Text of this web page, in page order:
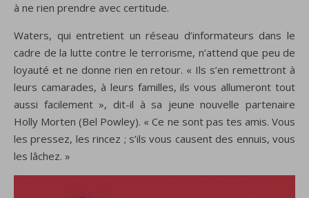
à ne rien prendre avec certitude.
Waters, qui entretient un réseau d’informateurs dans le
cadre de la lutte contre le terrorisme, n’attend que peu de
loyauté et ne donne rien en retour. « Ils s’en remettront à
leurs camarades, à leurs familles, ils vous allumeront tout
aussi facilement », dit-il à sa jeune nouvelle partenaire
Holly Morten (Bel Powley). « Ce ne sont pas tes amis. Vous
les pressez, les rincez ; s’ils vous causent des ennuis, vous
les lâchez. »